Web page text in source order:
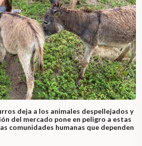
deja a los animales despellejados y
del mercado pone en peligro a estas
comunidades humanas que dependen